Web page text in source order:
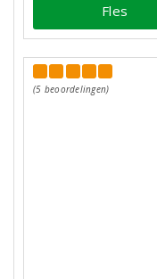
Fles
(5 beoordelingen)